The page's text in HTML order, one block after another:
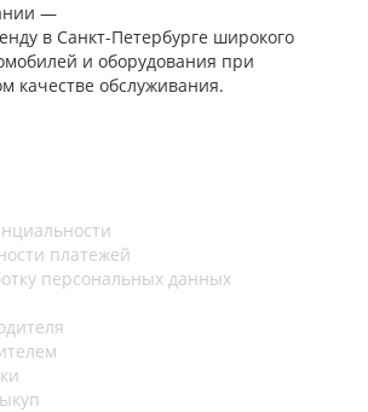
—
в Санкт-Петербурге широкого
и оборудования при
качестве обслуживания.
платежей
персональных данных